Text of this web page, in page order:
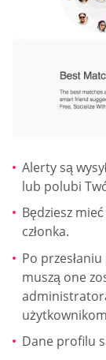
Alerty są
lub polubi
Będziesz
członka.
Po
muszą one
Dane profilu